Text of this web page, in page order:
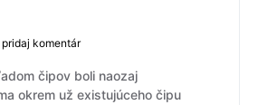
pridaj komentár
čipov boli naozaj
okrem už existujúceho čipu